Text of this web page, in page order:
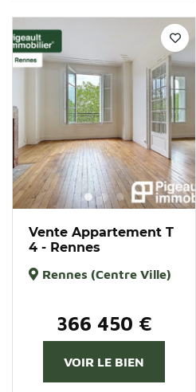
Vente Appartement T
4 - Rennes
Rennes (Centre Ville)
366 450 €
VOIR LE BIEN